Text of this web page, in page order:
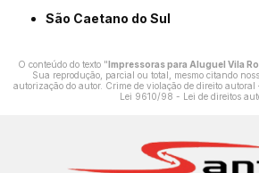
São Caetano do Sul
O conteúdo do texto "Impressoras para Aluguel Vila
Sua reprodução, parcial ou total, mesmo citando
autorização do autor. Crime de violação de direito autoral
Lei 9610/98 - Lei de direitos